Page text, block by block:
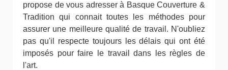
propose de vous adresser à Basque Couverture &
Tradition qui connait toutes les méthodes pour
assurer une meilleure qualité de travail. N'oubliez
pas qu'il respecte toujours les délais qui ont été
imposés pour faire le travail dans les règles de
l'art.